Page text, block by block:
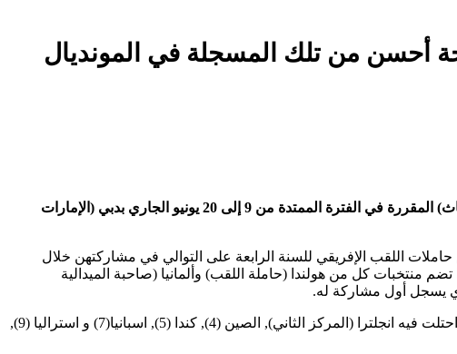
أحسن من تلك المسجلة في المونديال
يسعى المنتخب الجزائري النسوي لكرة السلة للمعاقين, في ثاني مشاركة له في تاريخه في بطولة العالم للاختصاص (2023 ذكور وإناث) المقررة في الفترة الممتدة من 9 إلى 20 يونيو الجاري بدبي (الإمارات
اللقب الإفريقي للسنة الرابعة على التوالي في مشاركتهن خلال
منتخبات كل من هولندا (حاملة اللقب) وألمانيا (صاحبة الميدالية
يسجل أول مشاركة له.
و تتجلى صعوبة المجموعة الأولى في كونها تتشكل من منتخبات جلها تواجدت ضمن المراكز العشر الأولى في المونديال الأخير, الذي احتلت فيه انجلترا (المركز الثاني), الصين (4), كندا (5), اسبانيا(7) و استراليا (9),